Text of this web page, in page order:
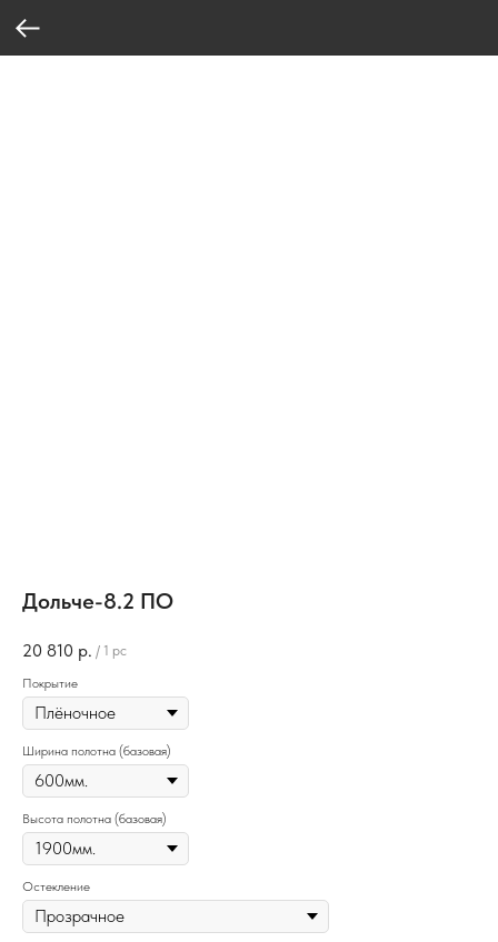
Дольче-8.2 ПО
20 810 р. / 1 pc
Покрытие
Ширина полотна (базовая)
Высота полотна (базовая)
Остекление